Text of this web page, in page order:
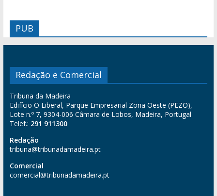
PUB
Redação e Comercial
Tribuna da Madeira
Edifício O Liberal, Parque Empresarial Zona Oeste (PEZO),
Lote n.º 7, 9304-006 Câmara de Lobos, Madeira, Portugal
Telef.: 291 911300
Redação
tribuna@tribunadamadeira.pt
Comercial
comercial@tribunadamadeira.pt